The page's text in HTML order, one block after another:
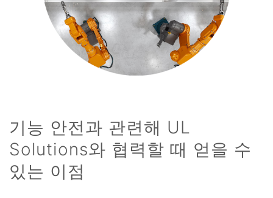
기능 안전과 관련해 UL
Solutions와 협력할 때 얻을 수
있는 이점